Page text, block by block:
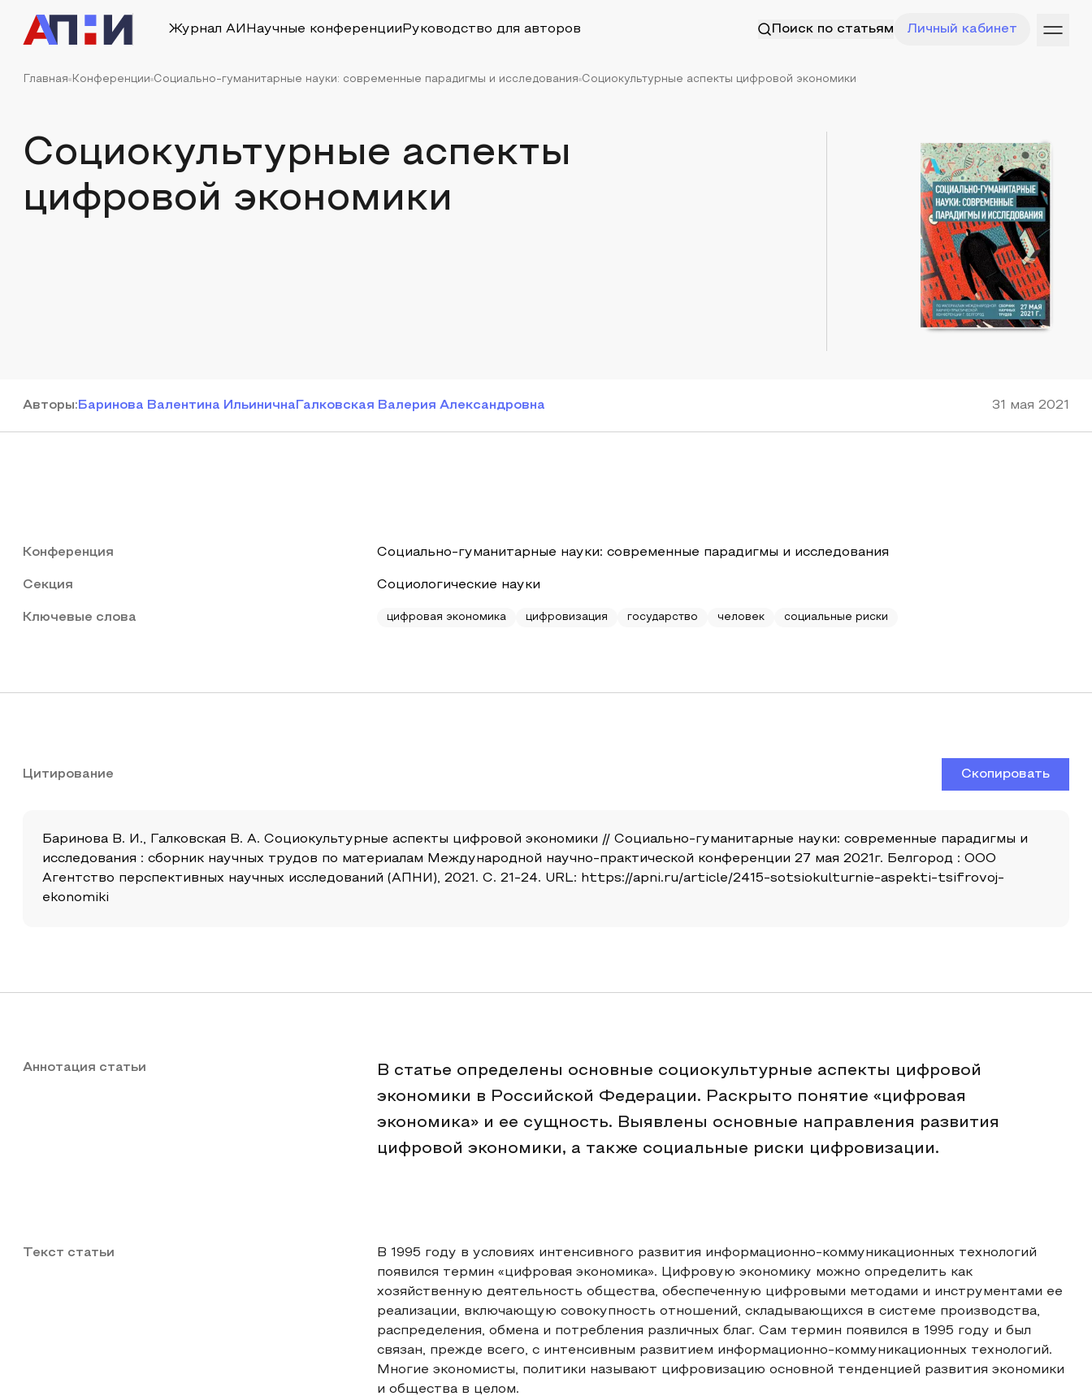
Журнал АИ Научные конференции Руководство для авторов Поиск по статьям Личный кабинет
Главная Конференции Социально-гуманитарные науки: современные парадигмы и исследования Социокультурные аспекты цифровой экономики
Социокультурные аспекты
цифровой экономики
Авторы: Баринова Валентина Ильинична Галковская Валерия Александровна 31 мая 2021
Конференция Социально-гуманитарные науки: современные парадигмы и исследования
Секция Социологические науки
Ключевые слова цифровая экономика цифровизация государство человек социальные риски
Цитирование Скопировать
Баринова В. И., Галковская В. А. Социокультурные аспекты цифровой экономики // Социально-гуманитарные науки: современные парадигмы и
исследования : сборник научных трудов по материалам Международной научно-практической конференции 27 мая 2021г. Белгород : ООО
Агентство перспективных научных исследований (АПНИ), 2021. С. 21-24. URL: https://apni.ru/article/2415-sotsiokulturnie-aspekti-tsifrovoj-
ekonomiki
Аннотация статьи
В статье определены основные социокультурные аспекты цифровой
экономики в Российской Федерации. Раскрыто понятие «цифровая
экономика» и ее сущность. Выявлены основные направления развития
цифровой экономики, а также социальные риски цифровизации.
Текст статьи
В 1995 году в условиях интенсивного развития информационно-коммуникационных технологий
появился термин «цифровая экономика». Цифровую экономику можно определить как
хозяйственную деятельность общества, обеспеченную цифровыми методами и инструментами ее
реализации, включающую совокупность отношений, складывающихся в системе производства,
распределения, обмена и потребления различных благ. Сам термин появился в 1995 году и был
связан, прежде всего, с интенсивным развитием информационно-коммуникационных технологий.
Многие экономисты, политики называют цифровизацию основной тенденцией развития экономики
и общества в целом.